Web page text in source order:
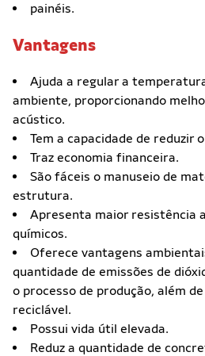
painéis.
Vantagens
Ajuda a regular a
ambiente, proporcionando
acústico.
Tem a capacidade de reduzir
Traz economia financeira.
São fáceis o manuseio de
estrutura.
Apresenta maior resistência
químicos.
Oferece vantagens
quantidade de emissões de
o processo de produção, além
reciclável.
Possui vida útil elevada.
Reduz a quantidade de